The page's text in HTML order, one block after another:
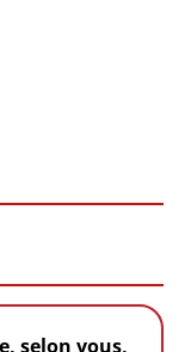
selon vous,